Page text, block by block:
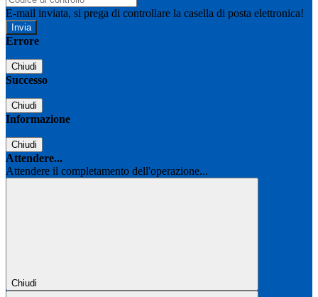
E-mail inviata, si prega di controllare la casella di posta elettronica!
Errore
Chiudi
Successo
Chiudi
Informazione
Chiudi
Attendere...
Attendere il completamento dell'operazione...
Chiudi